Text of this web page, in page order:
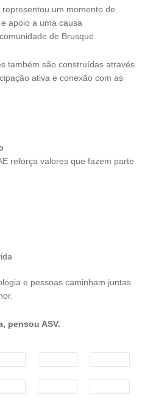
um momento de
apoio a uma causa
de Brusque.
também são construídas através
ativa e conexão com as
reforça valores que fazem parte
e pessoas caminham juntas
pensou ASV.